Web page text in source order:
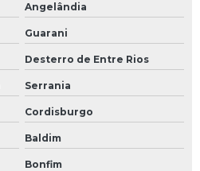
Angelândia
Guarani
Desterro de Entre Rios
Serrania
Cordisburgo
Baldim
Bonfim